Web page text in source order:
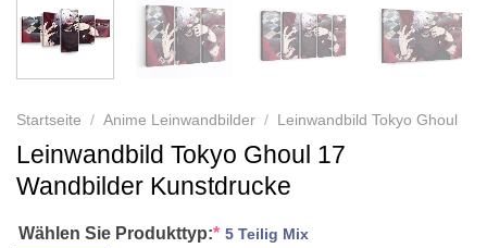
Startseite / Anime Leinwandbilder / Leinwandbild Tokyo Ghoul
Leinwandbild Tokyo Ghoul 17
Wandbilder Kunstdrucke
Wählen Sie Produkttyp:* 5 Teilig Mix